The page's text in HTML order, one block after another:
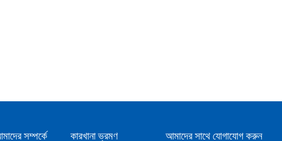
সম্পর্কে কারখানা ভ্রমণ আমাদের সাথে যোগাযোগ করুন